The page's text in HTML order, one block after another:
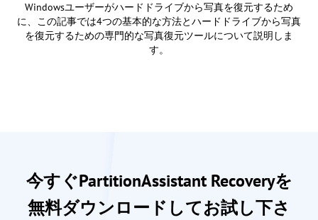
Windowsユーザーがハードドライブから写真を復元するため
に、この記事では4つの基本的な方法とハードドライブから写真
を復元するための専門的な写真復元ツールについて説明しま
す。
今すぐPartitionAssistant Recoveryを
無料ダウンロードしてお試し下さ